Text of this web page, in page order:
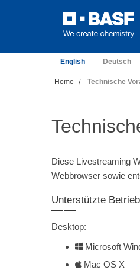
English Deutsch
Home Technische
Diese Livestreaming
Webbrowser sowie
Unterstützte
Desktop:
Microsoft
Mac OS X